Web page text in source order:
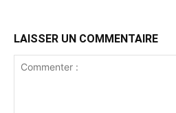
LAISSER UN COMMENTAIRE